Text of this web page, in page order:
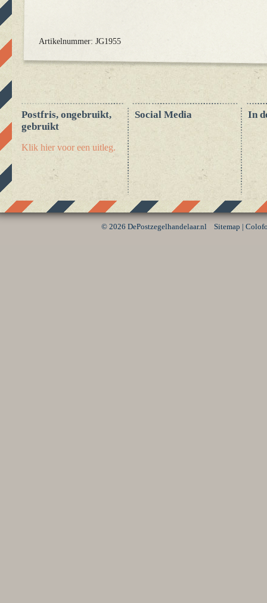
Artikelnummer: JG1955
Postfris, ongebruikt,
gebruikt
Klik hier voor een uitleg.
Social Media In
© 2026 DePostzegelhandelaar.nlSitemap |